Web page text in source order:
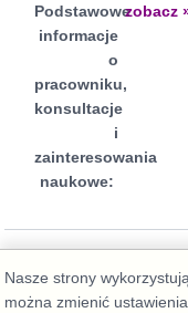
Podstawowe
informacje
o
pracowniku,
konsultacje
i
zainteresowania
naukowe:
zobacz
Nasze strony
można zmienić